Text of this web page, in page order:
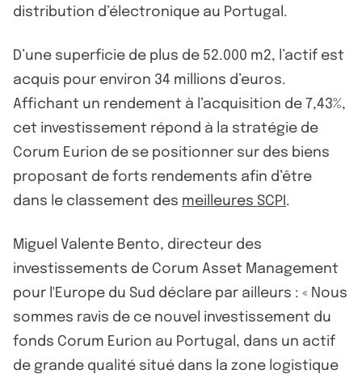
distribution d’électronique au Portugal.
D’une superficie de plus de 52.000 m2, l’actif est
acquis pour environ 34 millions d’euros.
Affichant un rendement à l’acquisition de 7,43%,
cet investissement répond à la stratégie de
Corum Eurion de se positionner sur des biens
proposant de forts rendements afin d’être
dans le classement des meilleures SCPI .
Miguel Valente Bento, directeur des
investissements de Corum Asset Management
pour l'Europe du Sud déclare par ailleurs : « Nous
sommes ravis de ce nouvel investissement du
fonds Corum Eurion au Portugal, dans un actif
de grande qualité situé dans la zone logistique